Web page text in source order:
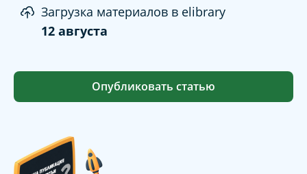
Загрузка материалов в elibrary
12 августа
Опубликовать статью